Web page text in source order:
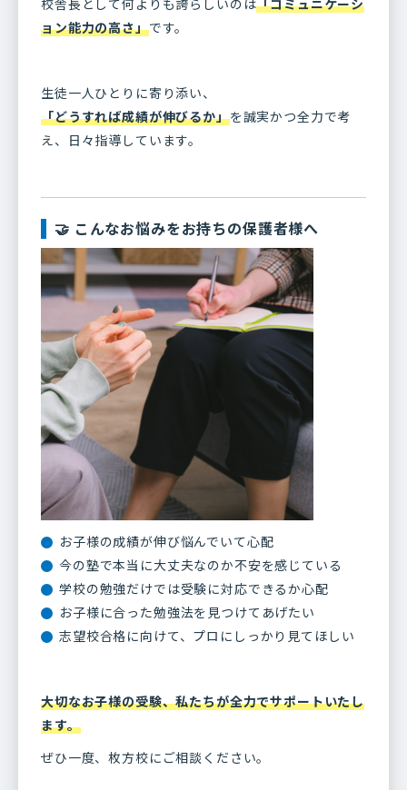
校舎長として何よりも誇らしいのは「コミュニケーシ
ョン能力の高さ」です。
生徒一人ひとりに寄り添い、
「どうすれば成績が伸びるか」を誠実かつ全力で考
え、日々指導しています。
🤝 こんなお悩みをお持ちの保護者様へ
お子様の成績が伸び悩んでいて心配
今の塾で本当に大丈夫なのか不安を感じている
学校の勉強だけでは受験に対応できるか心配
お子様に合った勉強法を見つけてあげたい
志望校合格に向けて、プロにしっかり見てほしい
大切なお子様の受験、私たちが全力でサポートいたし
ます。
ぜひ一度、枚方校にご相談ください。